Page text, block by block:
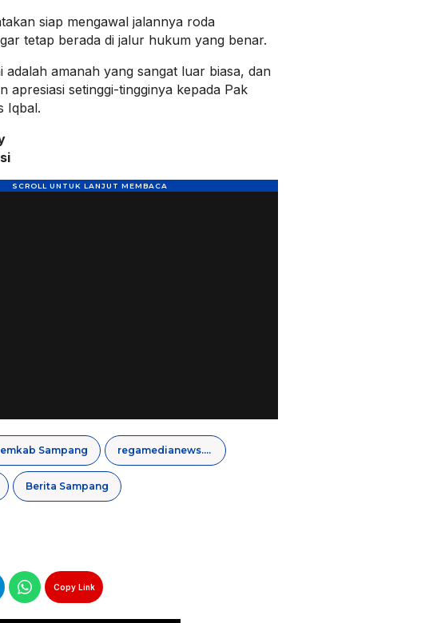
siap mengawal jalannya roda
tetap berada di jalur hukum yang benar.
adalah amanah yang sangat luar biasa, dan
apresiasi setinggi-tingginya kepada Pak
Iqbal.
Sampang regamedianews.com
Berita Sampang
Copy Link